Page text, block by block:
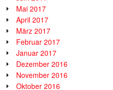
Mai 2017
April 2017
März 2017
Februar 2017
Januar 2017
Dezember 2016
November 2016
Oktober 2016